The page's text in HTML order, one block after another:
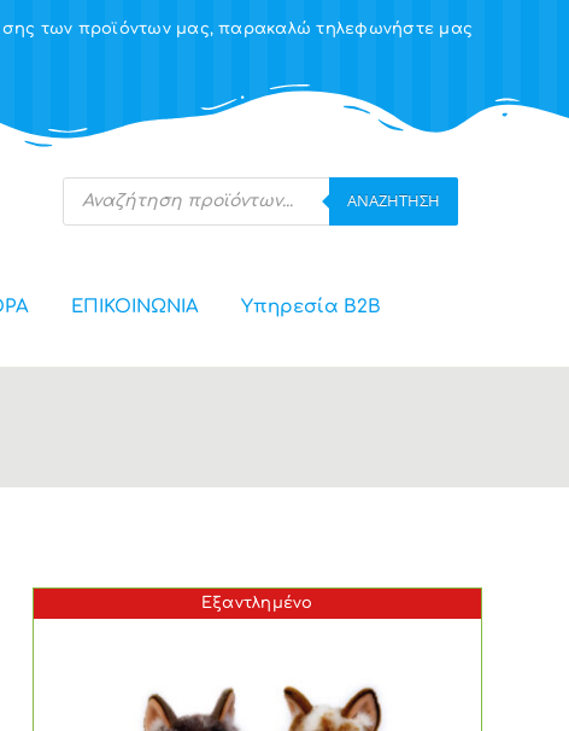
των προϊόντων μας, παρακαλώ τηλεφωνήστε μας
Products
search
ΑΝΑΖΉΤΗΣΗ
ΕΠΙΚΟΙΝΩΝΙΑ Υπηρεσία Β2Β
Εξαντλημένο